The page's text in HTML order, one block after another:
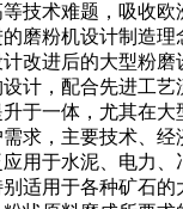
技术难题，吸收欧
磨粉机设计制造理
改进后的大型粉磨
计，配合先进工艺
于一体，尤其在大
求，主要技术、
用于水泥、电力、
适用于各种矿石的